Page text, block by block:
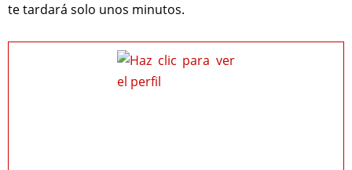
te tardará solo unos minutos.